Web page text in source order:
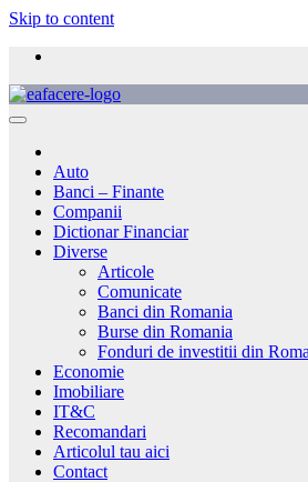
Skip to content
Auto
Banci – Finante
Companii
Dictionar Financiar
Diverse
Articole
Comunicate
Banci din Romania
Burse din Romania
Fonduri de investitii din
Economie
Imobiliare
IT&C
Recomandari
Articolul tau aici
Contact